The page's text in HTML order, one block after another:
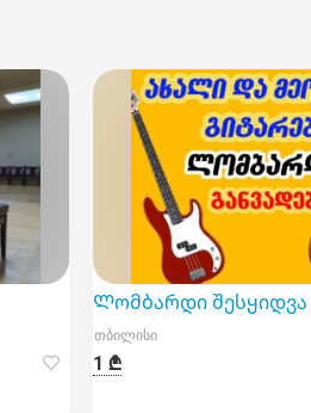
Ლომბარდი შესყიდვა
თბილისი
1 ₾